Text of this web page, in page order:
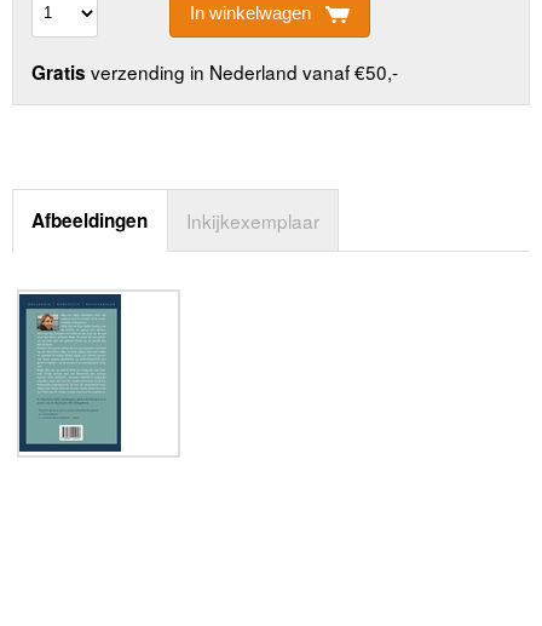
In winkelwagen
Gratis verzending in Nederland vanaf €50,-
Afbeeldingen Inkijkexemplaar